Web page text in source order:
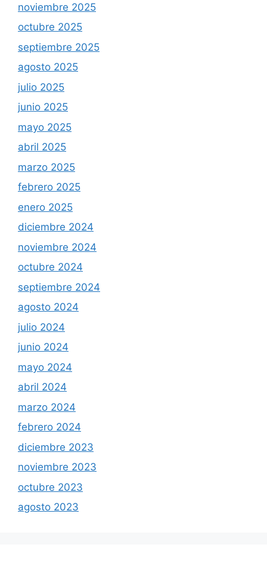
noviembre 2025
octubre 2025
septiembre 2025
agosto 2025
julio 2025
junio 2025
mayo 2025
abril 2025
marzo 2025
febrero 2025
enero 2025
diciembre 2024
noviembre 2024
octubre 2024
septiembre 2024
agosto 2024
julio 2024
junio 2024
mayo 2024
abril 2024
marzo 2024
febrero 2024
diciembre 2023
noviembre 2023
octubre 2023
agosto 2023